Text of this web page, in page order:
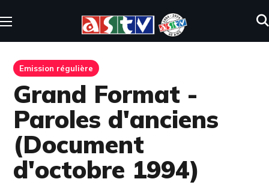
Emission régulière
Grand Format -
Paroles d'anciens
(Document
d'octobre 1994)